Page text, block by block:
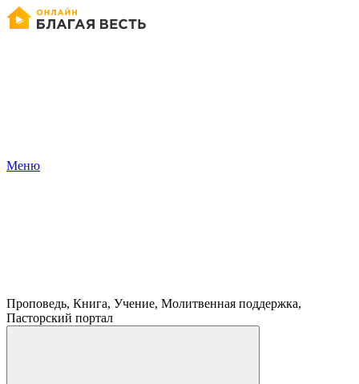
Меню
Проповедь, Книга, Учение, Молитвенная поддержка,
Пасторский портал